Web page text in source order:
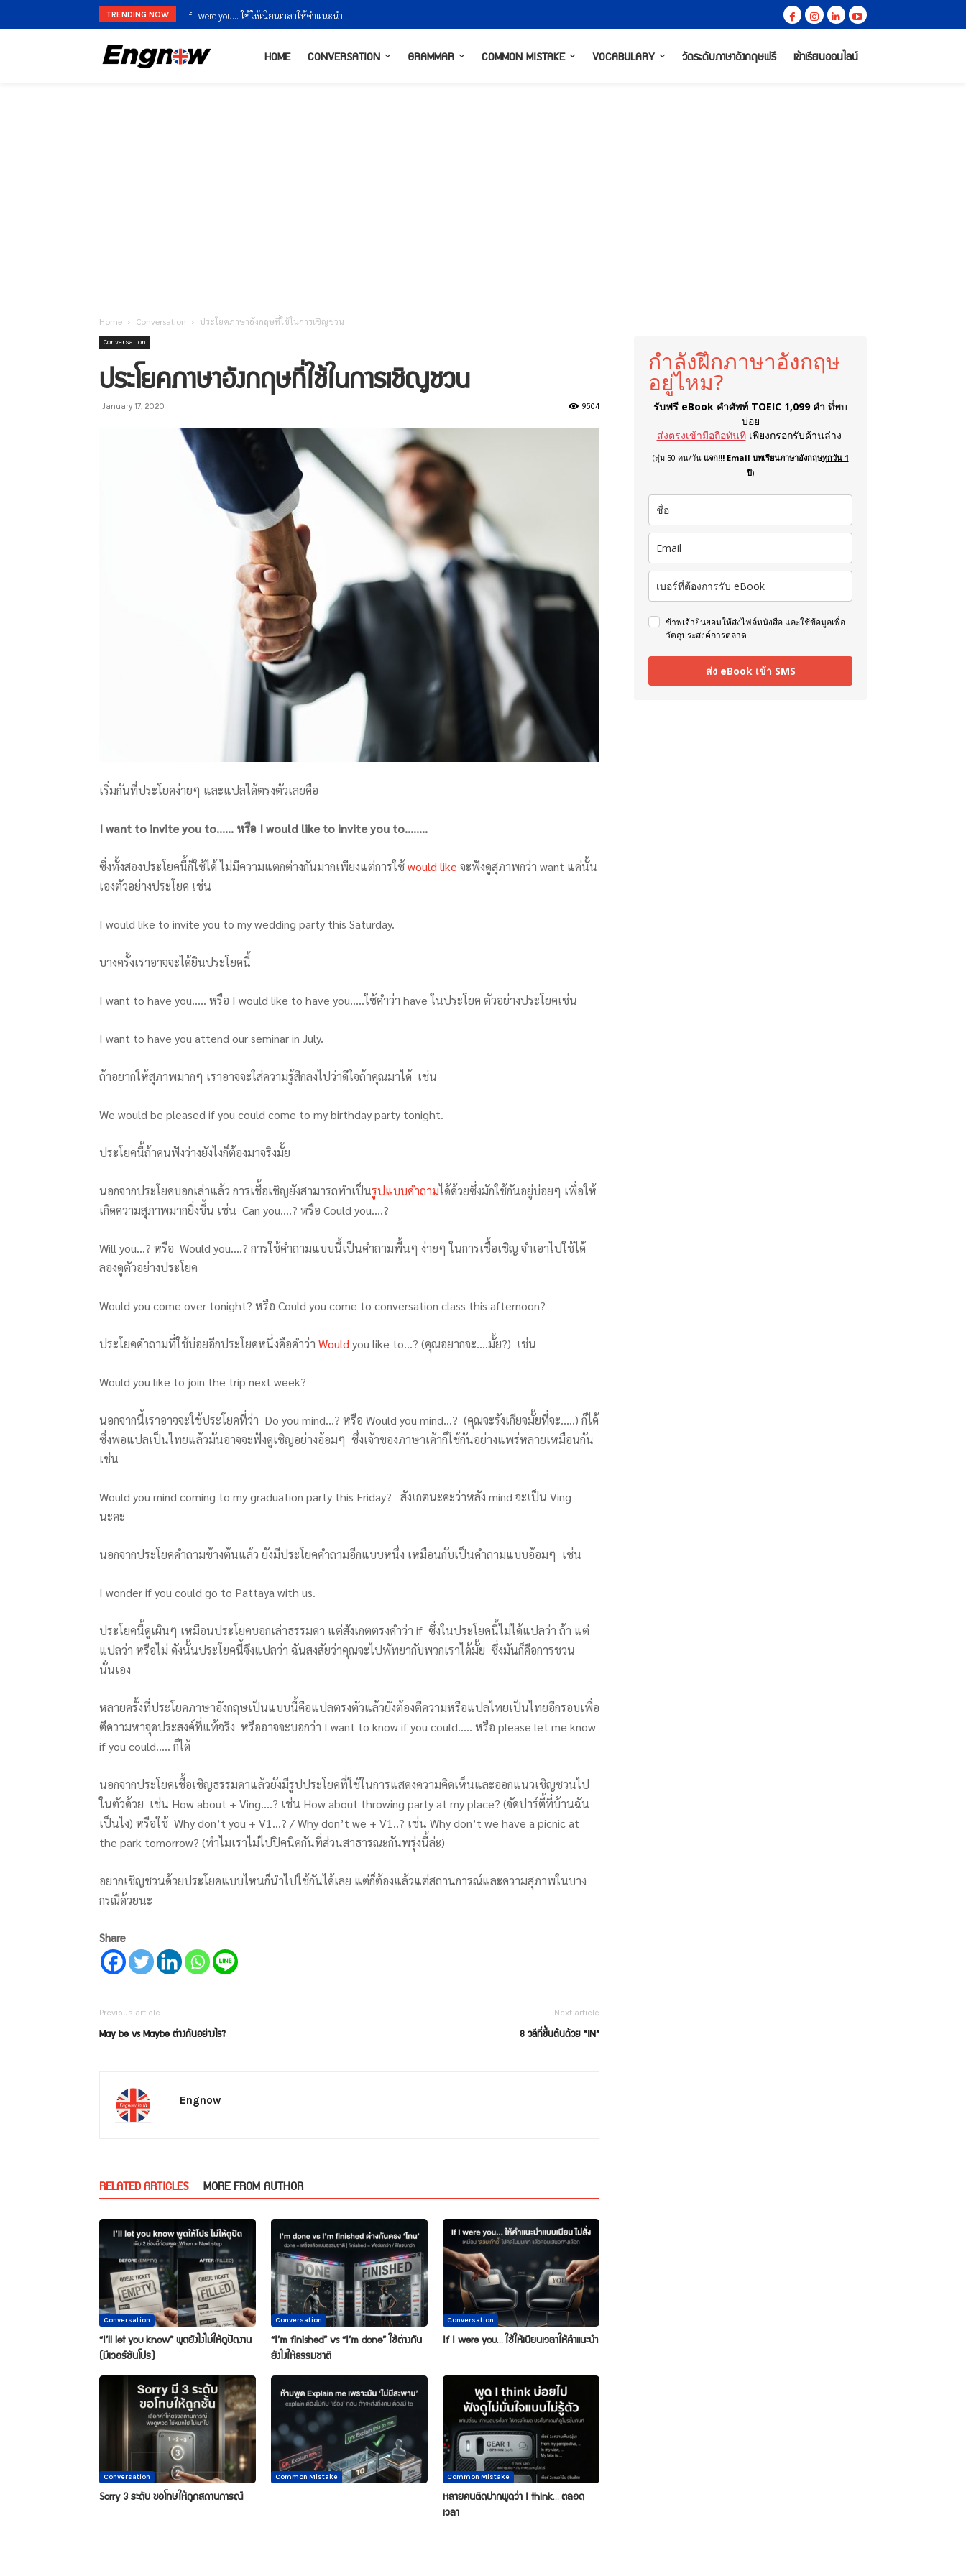
TRENDING NOW If I were you… ใช้ให้เนียนเวลาให้คำแนะนำ
Sorry 3 ระดับ ขอโทษให้ถูกสถานการณ์
HOME CONVERSATION GRAMMAR COMMON MISTAKE VOCABULARY วัดระดับภาษาอังกฤษฟรี เข้าเรียนออนไลน์
Home Conversation ประโยคภาษาอังกฤษที่ใช้ในการเชิญชวน
Conversation
ประโยคภาษาอังกฤษที่ใช้ในการเชิญชวน
January 17, 2020 9504
เริ่มกันที่ประโยคง่ายๆ และแปลได้ตรงตัวเลยคือ
I want to invite you to…… หรือ I would like to invite you to……..
ซึ่งทั้งสองประโยคนี้ก็ใช้ได้ ไม่มีความแตกต่างกันมากเพียงแต่การใช้would like จะฟังดูสุภาพกว่า want แค่นั้น
เองตัวอย่างประโยค เช่น
I would like to invite you to my wedding party this Saturday.
บางครั้งเราอาจจะได้ยินประโยคนี้
I want to have you….. หรือ I would like to have you…..ใช้คำว่า have ในประโยค ตัวอย่างประโยคเช่น
I want to have you attend our seminar in July.
ถ้าอยากให้สุภาพมากๆ เราอาจจะใส่ความรู้สึกลงไปว่าดีใจถ้าคุณมาได้ เช่น
We would be pleased if you could come to my birthday party tonight.
ประโยคนี้ถ้าคนฟังว่างยังไงก็ต้องมาจริงมั้ย
นอกจากประโยคบอกเล่าแล้ว การเชื้อเชิญยังสามารถทำเป็นรูปแบบคำถามได้ด้วยซึ่งมักใช้กันอยู่บ่อยๆ เพื่อให้
เกิดความสุภาพมากยิ่งขึ้น เช่น Can you….? หรือ Could you….?
Will you…? หรือ Would you….? การใช้คำถามแบบนี้เป็นคำถามพื้นๆ ง่ายๆ ในการเชื้อเชิญ จำเอาไปใช้ได้
ลองดูตัวอย่างประโยค
Would you come over tonight? หรือ Could you come to conversation class this afternoon?
ประโยคคำถามที่ใช้บ่อยอีกประโยคหนึ่งคือคำว่า Would you like to…? (คุณอยากจะ….มั้ย?) เช่น
Would you like to join the trip next week?
นอกจากนี้เราอาจจะใช้ประโยคที่ว่า Do you mind…? หรือ Would you mind…? (คุณจะรังเกียจมั้ยที่จะ…..) ก็ได้
ซึ่งพอแปลเป็นไทยแล้วมันอาจจะฟังดูเชิญอย่างอ้อมๆ ซึ่งเจ้าของภาษาเค้าก็ใช้กันอย่างแพร่หลายเหมือนกัน
เช่น
Would you mind coming to my graduation party this Friday? สังเกตนะคะว่าหลัง mind จะเป็น Ving
นะคะ
นอกจากประโยคคำถามข้างต้นแล้ว ยังมีประโยคคำถามอีกแบบหนึ่ง เหมือนกับเป็นคำถามแบบอ้อมๆ เช่น
I wonder if you could go to Pattaya with us.
ประโยคนี้ดูเผินๆ เหมือนประโยคบอกเล่าธรรมดา แต่สังเกตตรงคำว่า if ซึ่งในประโยคนี้ไม่ได้แปลว่า ถ้า แต่
แปลว่า หรือไม่ ดังนั้นประโยคนี้จึงแปลว่า ฉันสงสัยว่าคุณจะไปพัทยากับพวกเราได้มั้ย ซึ่งมันก็คือการชวน
นั่นเอง
หลายครั้งที่ประโยคภาษาอังกฤษเป็นแบบนี้คือแปลตรงตัวแล้วยังต้องตีความหรือแปลไทยเป็นไทยอีกรอบเพื่อ
ตีความหาจุดประสงค์ที่แท้จริง หรืออาจจะบอกว่า I want to know if you could….. หรือ please let me know
if you could….. ก็ได้
นอกจากประโยคเชื้อเชิญธรรมดาแล้วยังมีรูปประโยคที่ใช้ในการแสดงความคิดเห็นและออกแนวเชิญชวนไป
ในตัวด้วย เช่น How about + Ving….? เช่น How about throwing party at my place? (จัดปาร์ตี้ที่บ้านฉัน
เป็นไง) หรือใช้ Why don’t you + V1…? / Why don’t we + V1..? เช่น Why don’t we have a picnic at
the park tomorrow? (ทำไมเราไม่ไปปิคนิคกันที่ส่วนสาธารณะกันพรุ่งนี้ล่ะ)
อยากเชิญชวนด้วยประโยคแบบไหนก็นำไปใช้กันได้เลย แต่ก็ต้องแล้วแต่สถานการณ์และความสุภาพในบาง
กรณีด้วยนะ
Share
Previous article
May be vs Maybe ต่างกันอย่างไร?
Next article
8 วลีที่ขึ้นต้นด้วย “IN”
Engnow
RELATED ARTICLES MORE FROM AUTHOR
Conversation
“I’ll let you know” พูดยังไงไม่ให้ดูปัดงาน
(มีเวอร์ชันโปร)
Conversation
“I’m finished” vs “I’m done” ใช้ต่างกัน
ยังไงให้ธรรมชาติ
Conversation
If I were you… ใช้ให้เนียนเวลาให้คำแนะนำ
Conversation
Sorry 3 ระดับ ขอโทษให้ถูกสถานการณ์
Common Mistake Common Mistake
หลายคนติดปากพูดว่า I think… ตลอด
เวลา
กำลังฝึกภาษาอังกฤษ
อยู่ไหม?
รับฟรี eBook คำศัพท์ TOEIC 1,099 คำ ที่พบ
บ่อย
ส่งตรงเข้ามือถือทันที เพียงกรอกรับด้านล่าง
(สุ่ม 50 คน/วัน แจก!!! Email บทเรียนภาษาอังกฤษทุกวัน 1
ปี)
ข้าพเจ้ายินยอมให้ส่งไฟล์หนังสือ และใช้ข้อมูลเพื่อ
วัตถุประสงค์การตลาด
ส่ง eBook เข้า SMS